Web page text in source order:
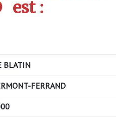
est :
BLATIN
FERRAND